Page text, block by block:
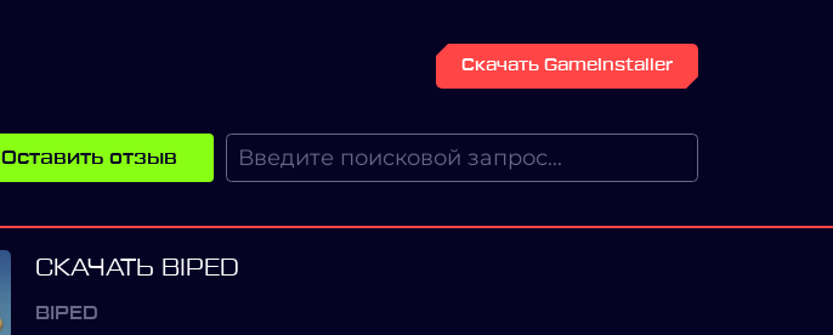
Скачать GameInstaller
Оставить отзыв
СКАЧАТЬ BIPED
BIPED